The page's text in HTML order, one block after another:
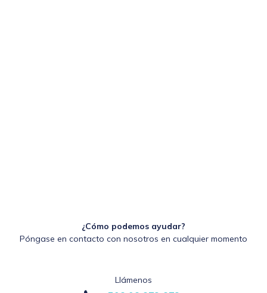
¿Cómo podemos ayudar?
Póngase en contacto con nosotros en cualquier momento
Llámenos